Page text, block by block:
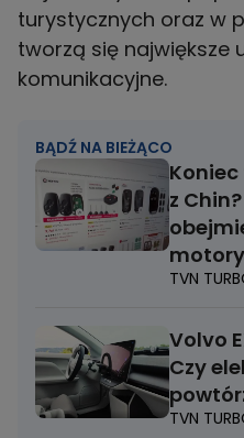
turystycznych oraz w
tworzą się największe
komunikacyjne.
BĄDŹ NA BIEŻĄCO
z
TVN
Volvo
Czy
TVN